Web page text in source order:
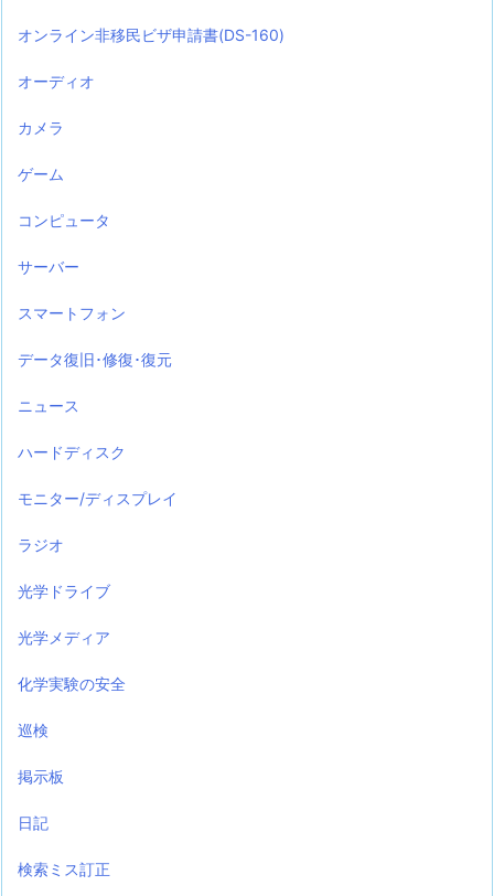
オンライン非移民ビザ申請書(DS-160)
オーディオ
カメラ
ゲーム
コンピュータ
サーバー
スマートフォン
データ復旧･修復･復元
ニュース
ハードディスク
モニター/ディスプレイ
ラジオ
光学ドライブ
光学メディア
化学実験の安全
巡検
掲示板
日記
検索ミス訂正